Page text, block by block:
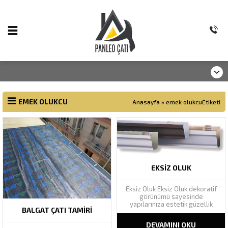
EMEK OLUKCU Anasayfa » emek olukcuEtiketi
BALGAT ÇATI TAMIRI
EKSIZ OLUK
Eksiz Oluk Eksiz Oluk dekoratif
görünümü sayesinde
yapılarınıza estetik güzellik
katarak yapı bütünlüğünü
DEVAMINI OKU